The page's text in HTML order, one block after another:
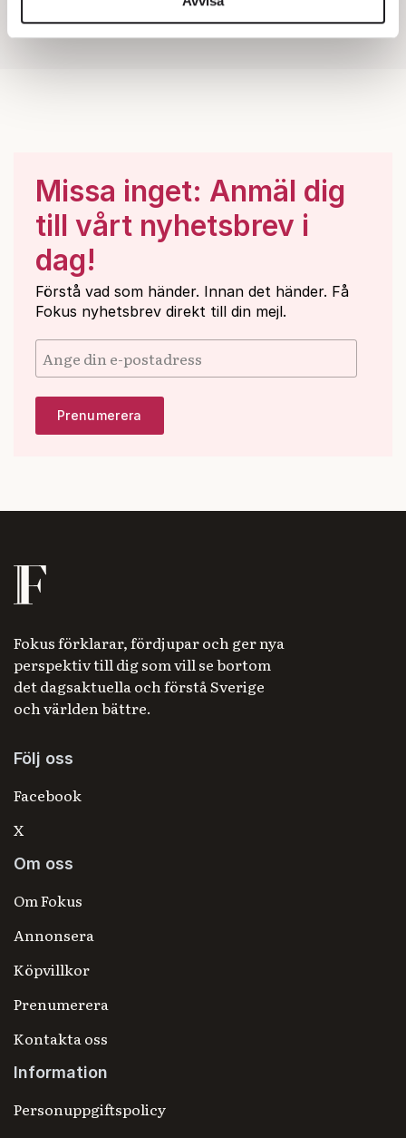
annons- och analysföretag som vi samarbetar med.
Dessa kan i sin tur kombinera informationen med annan
Missa inget: Anmäl dig
till vårt nyhetsbrev i
dag!
Förstå vad som händer. Innan det händer. Få
Fokus nyhetsbrev direkt till din mejl.
Fokus förklarar, fördjupar och ger nya
perspektiv till dig som vill se bortom
det dagsaktuella och förstå Sverige
och världen bättre.
Följ oss
Facebook
X
Om oss
Om Fokus
Annonsera
Köpvillkor
Prenumerera
Kontakta oss
Information
Personuppgiftspolicy